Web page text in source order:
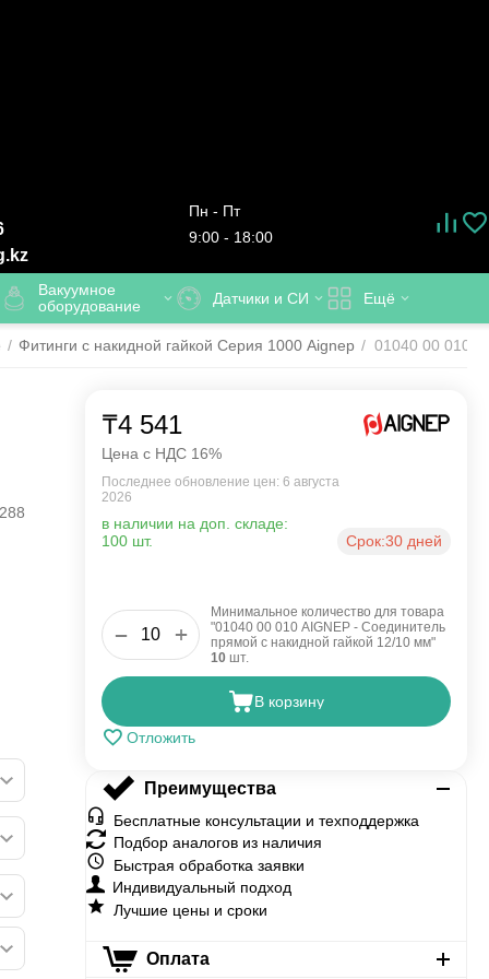
Пн - Пт
9:00 - 18:00
Вакуумное
оборудование
Датчики и СИ Ещё
/ Фитинги с накидной гайкой Серия 1000 Aignep / 01040 00 010
₸4 541
Цена с НДС 16%
Последнее обновление цен: 6 августа
2026
в наличии на доп. складе:
100 шт.
Срок:30 дней
+
−
Минимальное количество для товара
"01040 00 010 AIGNEP - Соединитель
прямой с накидной гайкой 12/10 мм"
10 шт.
В корзину
Отложить
Преимущества
Бесплатные консультации и техподдержка
Подбор аналогов из наличия
Быстрая обработка заявки
Индивидуальный подход
Лучшие цены и сроки
Оплата